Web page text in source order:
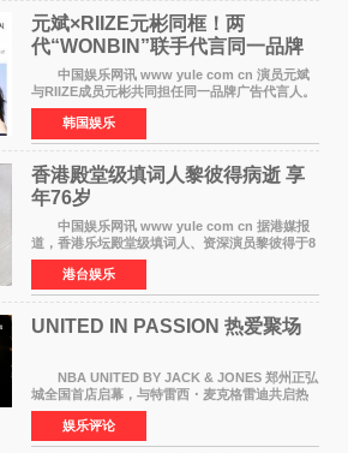
元斌×RIIZE元彬同框！两
代“WONBIN”联手代言同一品牌
颜值天花板合体
中国娱乐网讯 www yule com cn 演员元斌
与RIIZE成员元彬共同担任同一品牌广告代言人。
6日据独家报道，继演员元斌之后，RIIZE元彬最
近也被选为某在线中介平台A公司的共同广告代言
人，两人将作
韩国娱乐
香港殿堂级填词人黎彼得病逝 享
年76岁​
中国娱乐网讯 www yule com cn 据港媒报
道，香港乐坛殿堂级填词人、资深演员黎彼得于8
月5日上午因病离世，终年76岁。好友钟志光透
露，黎彼得今年3月中风后便卧床休养，身体机能
持续衰退，最
港台娱乐
UNITED IN PASSION 热爱聚场
NBA UNITED BY JACK & JONES 郑州正弘
城全国首店启幕，与特雷西・麦克格雷迪共启热
爱 2026 年7 月21 日，
NBAUNITEDBYJACK&JONES 全国首店，于郑
州正弘城正式启幕。NBA 传奇球星
娱乐评论